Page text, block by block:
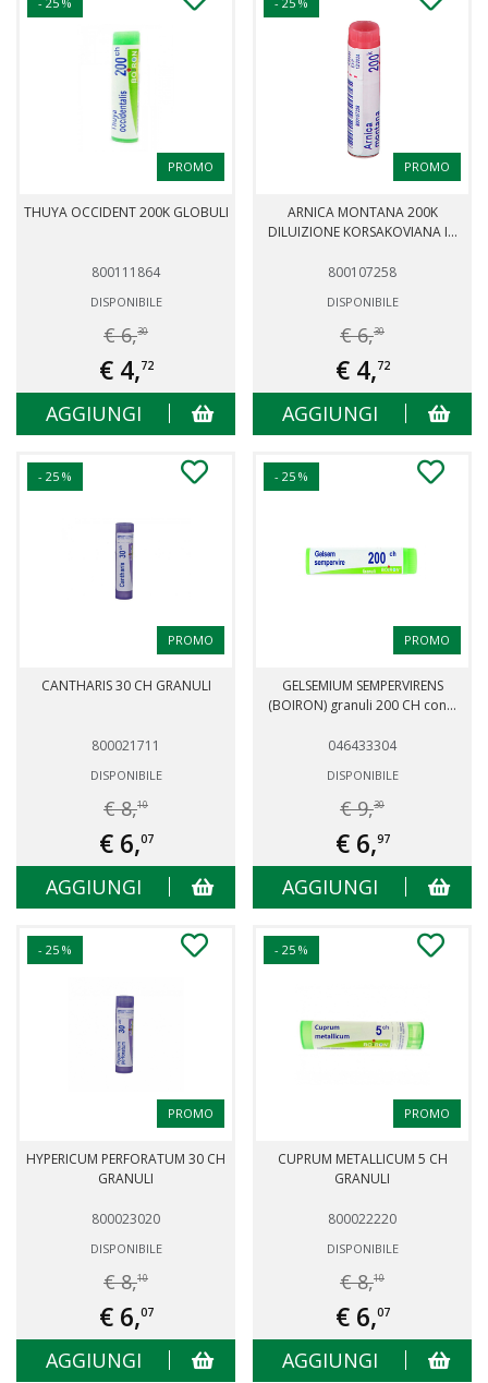
PROMO
THUYA OCCIDENT 200K GLOBULI
800111864
DISPONIBILE
€ 6,30
€ 4,72
AGGIUNGI
PROMO
ARNICA MONTANA 200K
DILUIZIONE KORSAKOVIANA I...
800107258
DISPONIBILE
€ 6,30
€ 4,72
AGGIUNGI
- 25 %
PROMO
CANTHARIS 30 CH GRANULI
800021711
DISPONIBILE
€ 8,10
€ 6,07
AGGIUNGI
- 25 %
PROMO
GELSEMIUM SEMPERVIRENS
(BOIRON) granuli 200 CH con...
046433304
DISPONIBILE
€ 9,30
€ 6,97
AGGIUNGI
- 25 %
PROMO
HYPERICUM PERFORATUM 30 CH
GRANULI
800023020
DISPONIBILE
€ 8,10
€ 6,07
AGGIUNGI
- 25 %
PROMO
CUPRUM METALLICUM 5 CH
GRANULI
800022220
DISPONIBILE
€ 8,10
€ 6,07
AGGIUNGI